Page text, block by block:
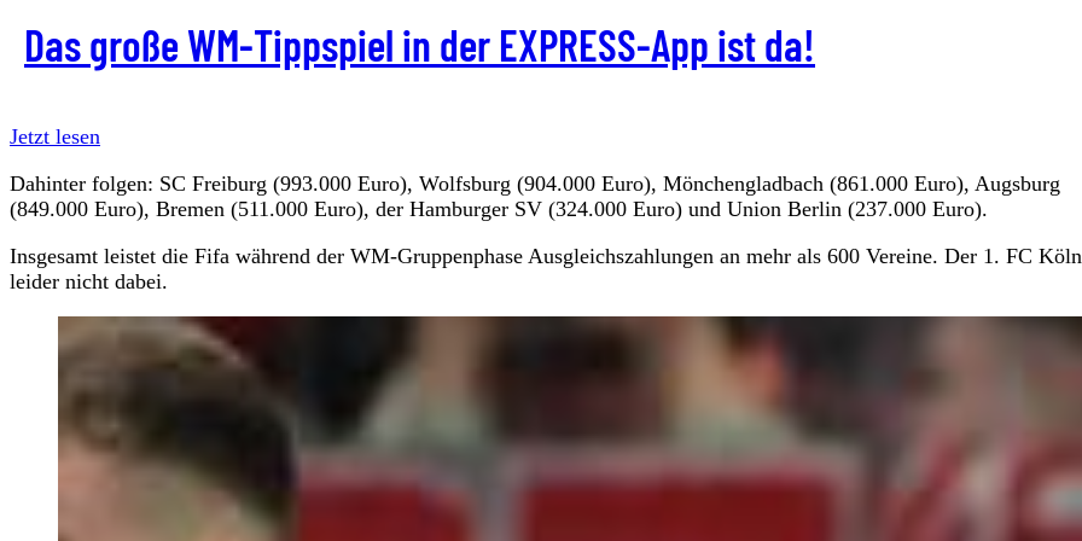
Das große WM-Tippspiel in der EXPRESS-App ist da!
Jetzt lesen
Dahinter folgen: SC Freiburg (993.000 Euro), Wolfsburg (904.000 Euro), Mönchengladbach (861.000 Euro), Augsburg
(849.000 Euro), Bremen (511.000 Euro), der Hamburger SV (324.000 Euro) und Union Berlin (237.000 Euro).
Insgesamt leistet die Fifa während der WM-Gruppenphase Ausgleichszahlungen an mehr als 600 Vereine. Der 1. FC
leider nicht dabei.